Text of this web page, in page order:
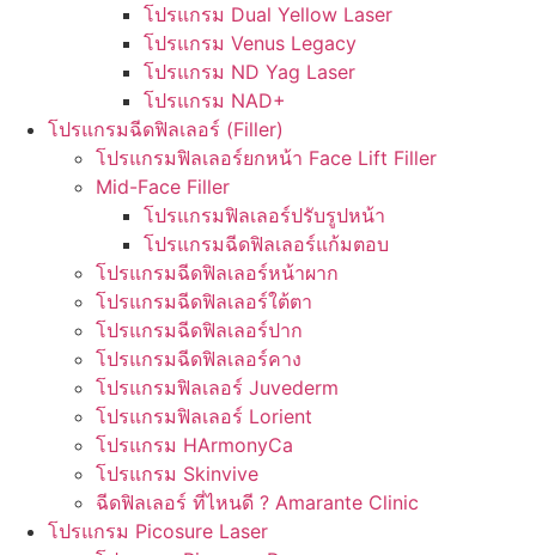
โปรแกรม Dual Yellow Laser
โปรแกรม Venus Legacy
โปรแกรม ND Yag Laser
โปรแกรม NAD+
โปรแกรมฉีดฟิลเลอร์ (Filler)
โปรแกรมฟิลเลอร์ยกหน้า Face Lift Filler
Mid-Face Filler
โปรแกรมฟิลเลอร์ปรับรูปหน้า
โปรแกรมฉีดฟิลเลอร์แก้มตอบ
โปรแกรมฉีดฟิลเลอร์หน้าผาก
โปรแกรมฉีดฟิลเลอร์ใต้ตา
โปรแกรมฉีดฟิลเลอร์ปาก
โปรแกรมฉีดฟิลเลอร์คาง
โปรแกรมฟิลเลอร์ Juvederm
โปรแกรมฟิลเลอร์ Lorient
โปรแกรม HArmonyCa
โปรแกรม Skinvive
ฉีดฟิลเลอร์ ที่ไหนดี ? Amarante Clinic
โปรแกรม Picosure Laser